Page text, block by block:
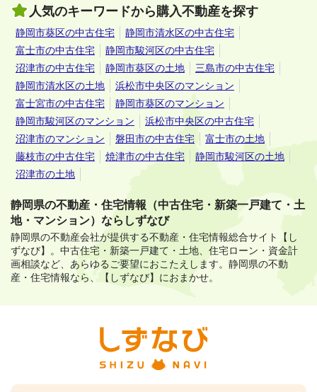
人気のキーワードから購入不動産を探す
静岡市葵区の中古住宅
静岡市清水区の中古住宅
富士市の中古住宅
静岡市駿河区の中古住宅
沼津市の中古住宅
静岡市葵区の土地
三島市の中古住宅
静岡市清水区の土地
浜松市中央区のマンション
富士宮市の中古住宅
静岡市葵区のマンション
静岡市駿河区のマンション
浜松市中央区の中古住宅
沼津市のマンション
磐田市の中古住宅
富士市の土地
藤枝市の中古住宅
焼津市の中古住宅
静岡市駿河区の土地
沼津市の土地
静岡県の不動産・住宅情報（中古住宅・新築一戸建て・土
地・マンション）ならしずなび
静岡県の不動産会社が提供する不動産・住宅情報総合サイト【し
ずなび】。 中古住宅・新築一戸建て・土地、住宅ローン・資金計
画相談など、あらゆるご要望におこたえします。 静岡県の不動
産・住宅情報なら、【しずなび】におまかせ。